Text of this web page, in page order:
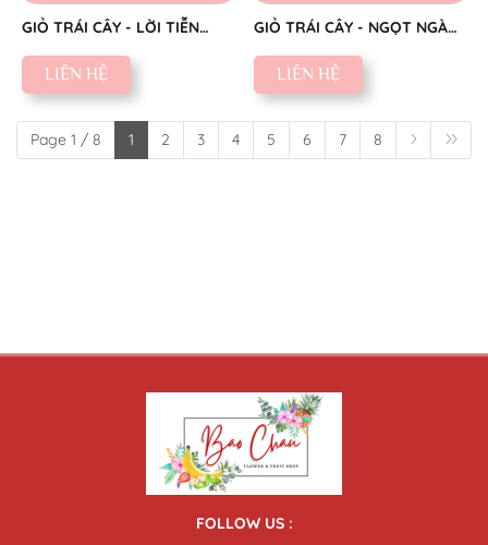
GIỎ TRÁI CÂY - LỜI TIỄN
BIỆT SAU
LIÊN HỆ
GIỎ TRÁI CÂY - NGỌT NGÀO
YÊU THƯƠNG
LIÊN HỆ
Page 1 / 8 1 2 3 4 5 6 7 8
FOLLOW US :